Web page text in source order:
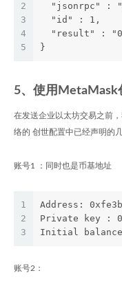
2
3
4
5
"jsonrpc" :
  "id" : 1,
"result" :
}
5、使用MetaMask
在发送企业以太坊交易之前
络的 创世配置中已经声明的
账号1 ：同时也是币基地址
1
2
3
Address:
Private key :
Initial balance :
账号2：